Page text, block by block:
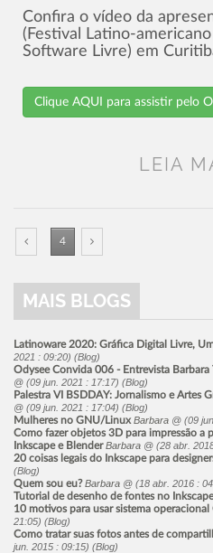
Confira o ví­deo da
(Festival Latino-
Software Livre) em
Clique AQUI para assistir pelo
LEIA
4
MAIS BLOGS
Latinoware 2020: Gráfica Digital Livre,
2021 : 09:20) (Blog)
Odysee Convida 006 - Entrevista
@ (09 jun. 2021 : 17:17) (Blog)
Palestra VI BSDDAY: Jornalismo e Artes
@ (09 jun. 2021 : 17:04) (Blog)
Mulheres no GNU/Linux Barbara @ (09
Como fazer objetos 3D para impressão a
Inkscape e Blender Barbara @ (28 abr.
20 coisas legais do Inkscape para
(Blog)
Quem sou eu? Barbara @ (18 abr. 2016 :
Tutorial de desenho de fontes no Inkscape
10 motivos para usar sistema
21:05) (Blog)
Como tratar suas fotos antes de
jun. 2015 : 09:15) (Blog)